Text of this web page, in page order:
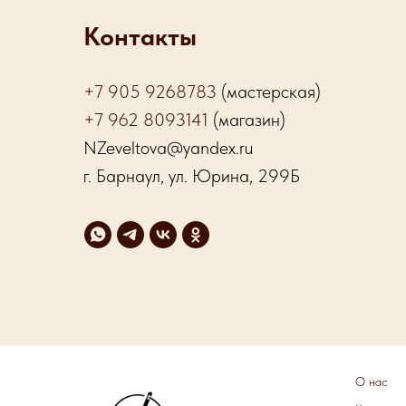
Контакты
+7 905 9268783 (мастерская)
+7 962 8093141 (магазин)
NZeveltova@yandex.ru
г. Барнаул, ул. Юрина, 299Б
О нас